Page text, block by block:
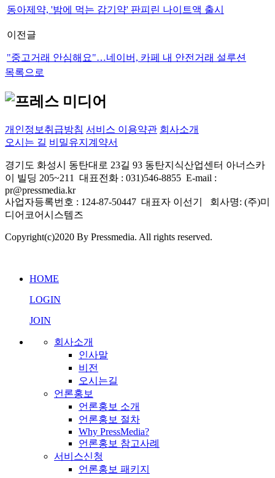
동아제약, '밤에 먹는 감기약' 판피린 나이트액 출시
이전글
"중고거래 안심해요"…네이버, 카페 내 안전거래 설루션
목록으로
개인정보취급방침 서비스 이용약관 회사소개
오시는 길 비밀유지계약서
경기도 화성시 동탄대로 23길 93 동탄지식산업센터 아너스카
이 빌딩 205~211 대표전화 : 031)546-8855 E-mail :
pr@pressmedia.kr
사업자등록번호 : 124-87-50447 대표자 이선기 회사명: (주)미
디어코어시스템즈
Copyright(c)2020 By Pressmedia. All rights reserved.
프레스미디어 AI 상담
HOME
LOGIN
JOIN
회사소개
인사말
비전
오시는길
언론홍보
언론홍보 소개
언론홍보 절차
Why PressMedia?
언론홍보 참고사례
서비스신청
언론홍보 패키지